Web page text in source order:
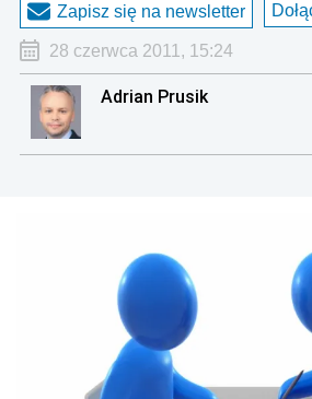
Zapisz się na newsletter
28 czerwca 2011, 15:24
Adrian Prusik